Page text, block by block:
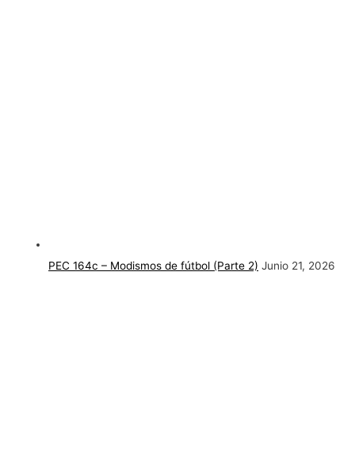
PEC 164c – Modismos de fútbol (Parte 2) Junio 21, 2026